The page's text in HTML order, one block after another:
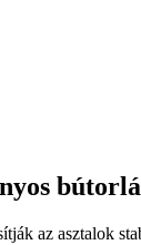
az asztalok